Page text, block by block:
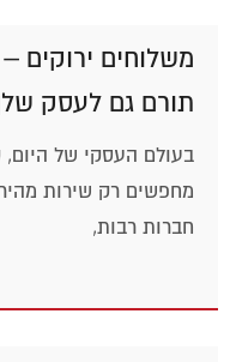
משלוחים ירוקים
תורם גם לעסק
בעולם העסקי של היום,
מחפשים רק שירות
חברות רבות,